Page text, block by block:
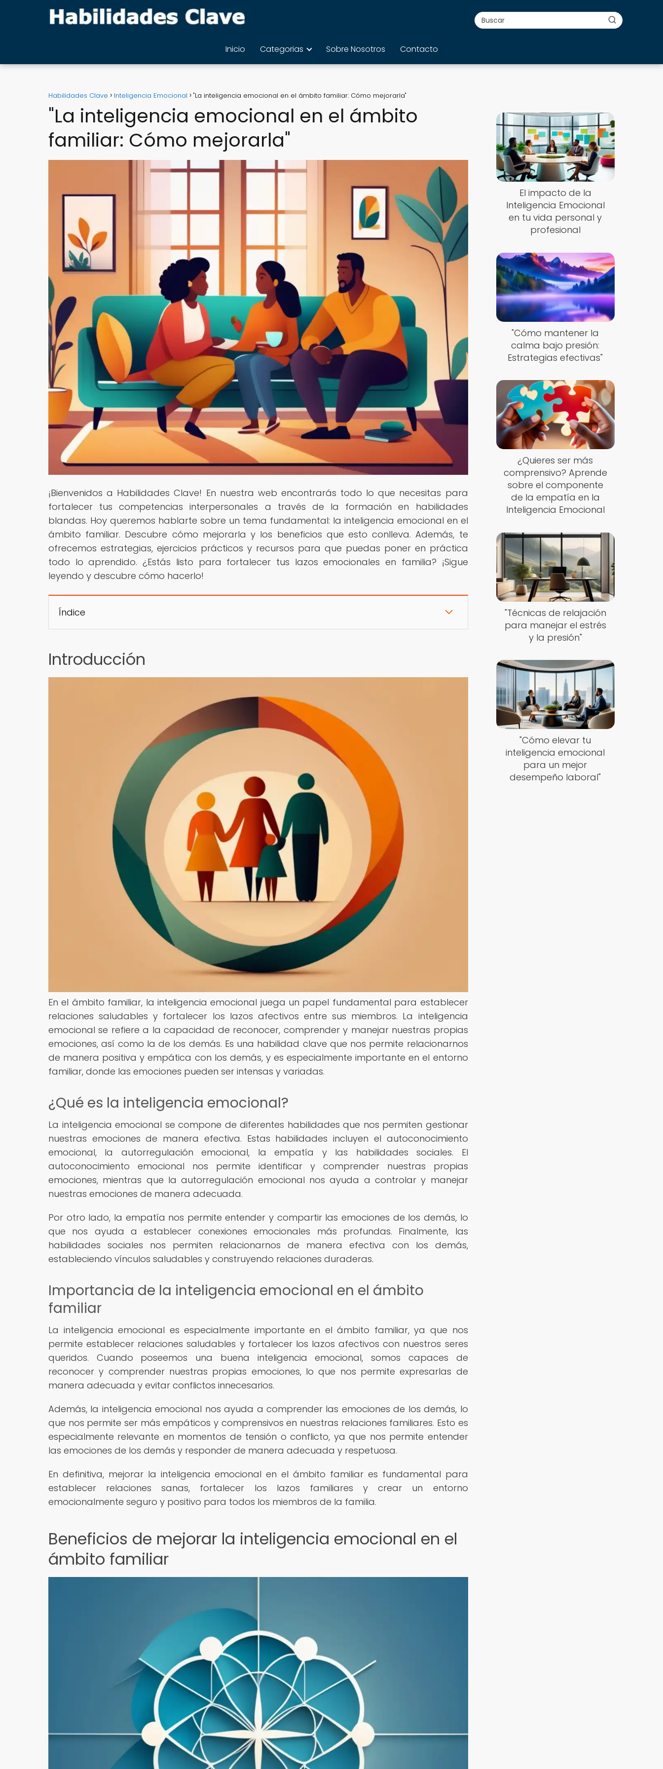
Inicio Categorias Sobre Nosotros Contacto
Habilidades Clave Inteligencia Emocional "La inteligencia emocional en el ámbito familiar: Cómo mejorarla"
"La inteligencia emocional en el ámbito
familiar: Cómo mejorarla"
¡Bienvenidos a Habilidades Clave! En nuestra web encontrarás todo lo que necesitas para
fortalecer tus competencias interpersonales a través de la formación en habilidades
blandas. Hoy queremos hablarte sobre un tema fundamental: la inteligencia emocional en el
ámbito familiar. Descubre cómo mejorarla y los beneficios que esto conlleva. Además, te
ofrecemos estrategias, ejercicios prácticos y recursos para que puedas poner en práctica
todo lo aprendido. ¿Estás listo para fortalecer tus lazos emocionales en familia? ¡Sigue
leyendo y descubre cómo hacerlo!
Índice
Introducción
En el ámbito familiar, la inteligencia emocional juega un papel fundamental para establecer
relaciones saludables y fortalecer los lazos afectivos entre sus miembros. La inteligencia
emocional se refiere a la capacidad de reconocer, comprender y manejar nuestras propias
emociones, así como la de los demás. Es una habilidad clave que nos permite relacionarnos
de manera positiva y empática con los demás, y es especialmente importante en el entorno
familiar, donde las emociones pueden ser intensas y variadas.
¿Qué es la inteligencia emocional?
La inteligencia emocional se compone de diferentes habilidades que nos permiten gestionar
nuestras emociones de manera efectiva. Estas habilidades incluyen el autoconocimiento
emocional, la autorregulación emocional, la empatía y las habilidades sociales. El
autoconocimiento emocional nos permite identificar y comprender nuestras propias
emociones, mientras que la autorregulación emocional nos ayuda a controlar y manejar
nuestras emociones de manera adecuada.
Por otro lado, la empatía nos permite entender y compartir las emociones de los demás, lo
que nos ayuda a establecer conexiones emocionales más profundas. Finalmente, las
habilidades sociales nos permiten relacionarnos de manera efectiva con los demás,
estableciendo vínculos saludables y construyendo relaciones duraderas.
Importancia de la inteligencia emocional en el ámbito
familiar
La inteligencia emocional es especialmente importante en el ámbito familiar, ya que nos
permite establecer relaciones saludables y fortalecer los lazos afectivos con nuestros seres
queridos. Cuando poseemos una buena inteligencia emocional, somos capaces de
reconocer y comprender nuestras propias emociones, lo que nos permite expresarlas de
manera adecuada y evitar conflictos innecesarios.
Además, la inteligencia emocional nos ayuda a comprender las emociones de los demás, lo
que nos permite ser más empáticos y comprensivos en nuestras relaciones familiares. Esto es
especialmente relevante en momentos de tensión o conflicto, ya que nos permite entender
las emociones de los demás y responder de manera adecuada y respetuosa.
En definitiva, mejorar la inteligencia emocional en el ámbito familiar es fundamental para
establecer relaciones sanas, fortalecer los lazos familiares y crear un entorno
emocionalmente seguro y positivo para todos los miembros de la familia.
Beneficios de mejorar la inteligencia emocional en el
ámbito familiar
El impacto de la
Inteligencia Emocional
en tu vida personal y
profesional
"Cómo mantener la
calma bajo presión:
Estrategias efectivas"
¿Quieres ser más
comprensivo? Aprende
sobre el componente
de la empatía en la
Inteligencia Emocional
"Técnicas de relajación
para manejar el estrés
y la presión"
"Cómo elevar tu
inteligencia emocional
para un mejor
desempeño laboral"